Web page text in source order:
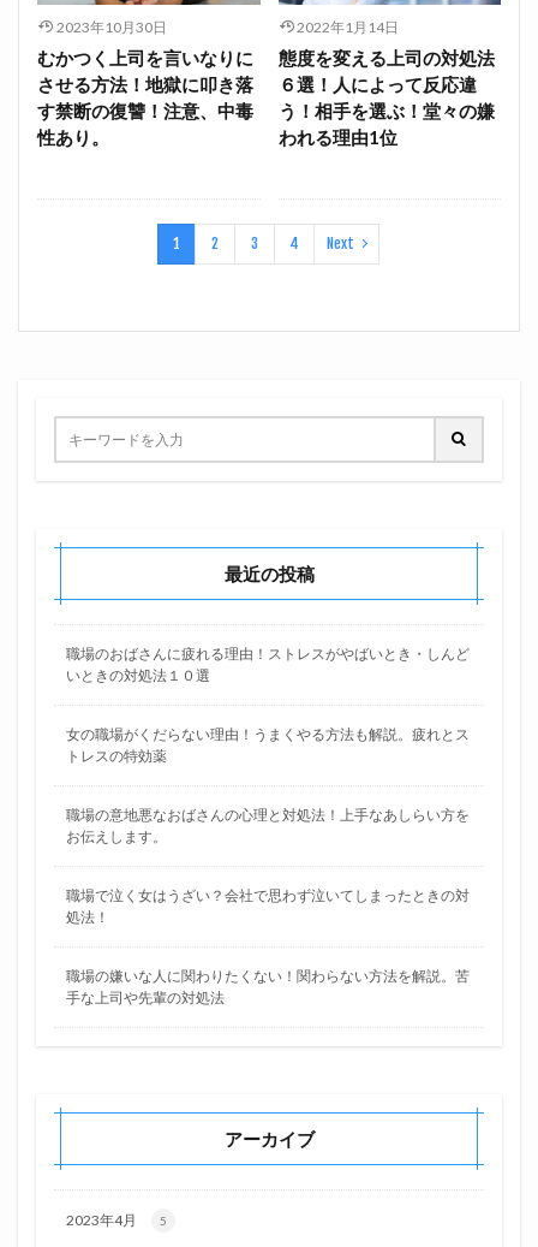
2023年10月30日
むかつく上司を言いなりに
させる方法！地獄に叩き落
す禁断の復讐！注意、中毒
性あり。
2022年1月14日
態度を変える上司の対処法
６選！人によって反応違
う！相手を選ぶ！堂々の嫌
われる理由1位
1 2 3 4 Next
最近の投稿
職場のおばさんに疲れる理由！ストレスがやばいとき・しんど
いときの対処法１０選
女の職場がくだらない理由！うまくやる方法も解説。疲れとス
トレスの特効薬
職場の意地悪なおばさんの心理と対処法！上手なあしらい方を
お伝えします。
職場で泣く女はうざい？会社で思わず泣いてしまったときの対
処法！
職場の嫌いな人に関わりたくない！関わらない方法を解説。苦
手な上司や先輩の対処法
アーカイブ
2023年4月 5